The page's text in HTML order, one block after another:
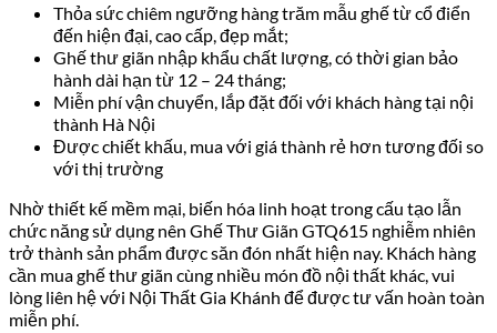
Thỏa sức chiêm ngưỡng hàng trăm mẫu ghế từ cổ điển
đến hiện đại, cao cấp, đẹp mắt;
Ghế thư giãn nhập khẩu chất lượng, có thời gian bảo
hành dài hạn từ 12 – 24 tháng;
Miễn phí vận chuyển, lắp đặt đối với khách hàng tại nội
thành Hà Nội
Được chiết khấu, mua với giá thành rẻ hơn tương đối so
với thị trường
Nhờ thiết kế mềm mại, biến hóa linh hoạt trong cấu tạo lẫn
chức năng sử dụng nên Ghế Thư Giãn GTQ615 nghiễm nhiên
trở thành sản phẩm được săn đón nhất hiện nay. Khách hàng
cần mua ghế thư giãn cùng nhiều món đồ nội thất khác, vui
lòng liên hệ với Nội Thất Gia Khánh để được tư vấn hoàn toàn
miễn phí.